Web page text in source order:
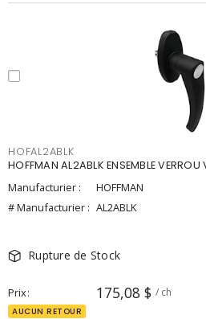
HOFAL2ABLK
HOFFMAN AL2ABLK ENSEMBLE VERROU
Manufacturier :
HOFFMAN
# Manufacturier : AL2ABLK
Rupture de Stock
Prix 175,08 $ / ch
AUCUN RETOUR